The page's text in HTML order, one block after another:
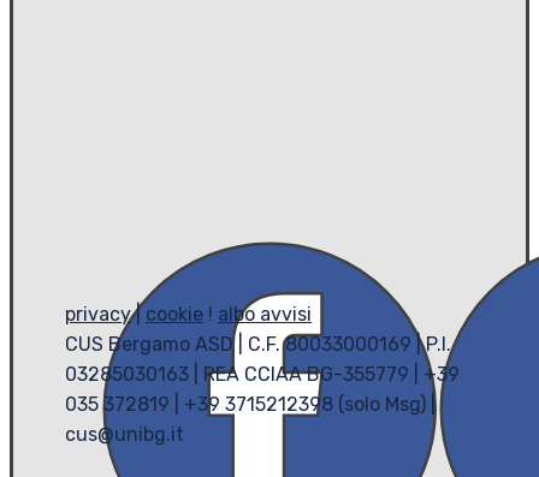
privacy|cookie ! albo avvisi
CUS Bergamo ASD | C.F. 80033000169 | P.I.
03285030163 | REA CCIAA BG-355779 | +39
035 372819 | +39 3715212398 (solo Msg) |
cus@unibg.it